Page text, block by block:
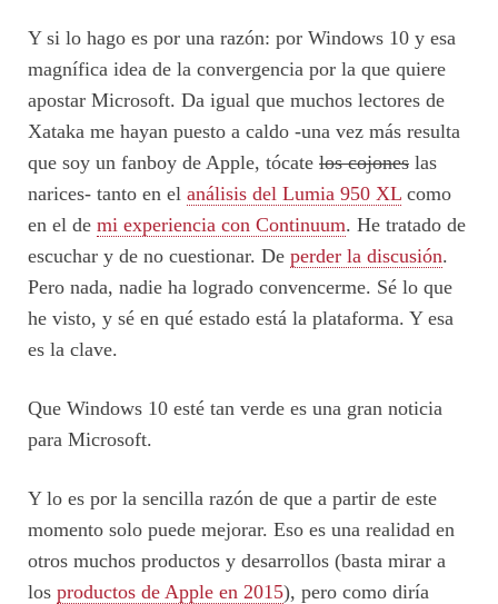
Y si lo hago es por una razón: por Windows 10 y esa
magnífica idea de la convergencia por la que quiere
apostar Microsoft. Da igual que muchos lectores de
Xataka me hayan puesto a caldo -una vez más resulta
que soy un fanboy de Apple, tócate los cojones las
narices- tanto en el análisis del Lumia 950 XL como
en el de mi experiencia con Continuum. He tratado de
escuchar y de no cuestionar. De perder la discusión.
Pero nada, nadie ha logrado convencerme. Sé lo que
he visto, y sé en qué estado está la plataforma. Y esa
es la clave.
Que Windows 10 esté tan verde es una gran noticia
para Microsoft.
Y lo es por la sencilla razón de que a partir de este
momento solo puede mejorar. Eso es una realidad en
otros muchos productos y desarrollos (basta mirar a
los productos de Apple en 2015), pero como diría